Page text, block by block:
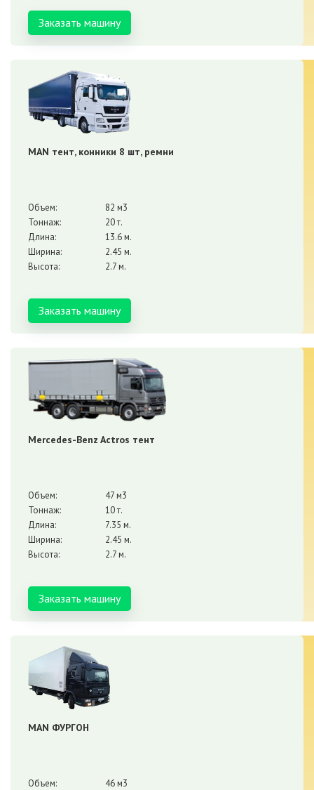
Заказать машину
MAN тент, конники 8 шт, ремни
Объем:
82 м3
Тоннаж:
20 т.
Длина:
13.6 м.
Ширина:
2.45 м.
Высота:
2.7 м.
Заказать машину
Mercedes-Benz Actros тент
Объем:
47 м3
Тоннаж:
10 т.
Длина:
7.35 м.
Ширина:
2.45 м.
Высота:
2.7 м.
Заказать машину
MAN ФУРГОН
Объем:
46 м3